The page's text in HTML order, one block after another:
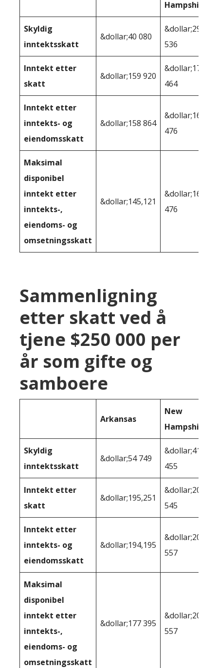
Hampshire
Skyldig
inntektsskatt
&dollar;40 080
&dollar;29
536
Inntekt etter
skatt
&dollar;159 920
&dollar;170
464
Inntekt etter
inntekts- og
eiendomsskatt
&dollar;158 864
&dollar;164
476
Maksimal
disponibel
inntekt etter
inntekts-,
eiendoms- og
omsetningsskatt
&dollar;145,121
&dollar;164
476
Sammenligning
etter skatt ved å
tjene $250 000 per
år som gifte og
samboere
Arkansas
New
Hampshire
Skyldig
inntektsskatt
&dollar;54 749
&dollar;41
455
Inntekt etter
skatt
&dollar;195,251
&dollar;208
545
Inntekt etter
inntekts- og
eiendomsskatt
&dollar;194,195
&dollar;202
557
Maksimal
disponibel
inntekt etter
inntekts-,
eiendoms- og
omsetningsskatt
&dollar;177 395
&dollar;202
557